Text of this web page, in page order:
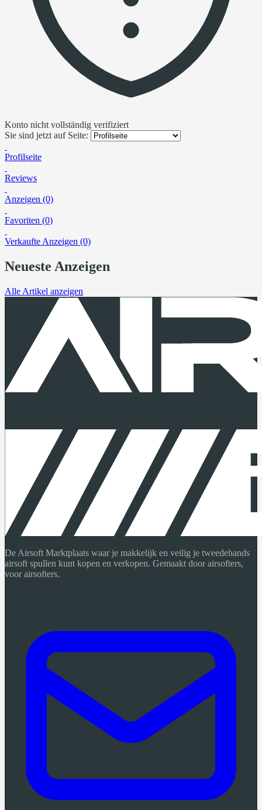
Konto nicht vollständig verifiziert
Sie sind jetzt auf Seite:
Profilseite
Reviews
Anzeigen (0)
Favoriten (0)
Verkaufte Anzeigen (0)
Neueste Anzeigen
Alle Artikel anzeigen
De Airsoft Marktplaats waar je makkelijk en veilig je tweedehands
airsoft spullen kunt kopen en verkopen. Gemaakt door airsofters,
voor airsofters.